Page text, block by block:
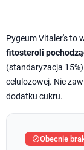
Pygeum Vitaler's to
fitosteroli
(standaryzacja
celulozowej. Nie
dodatku cukru.
Obecnie